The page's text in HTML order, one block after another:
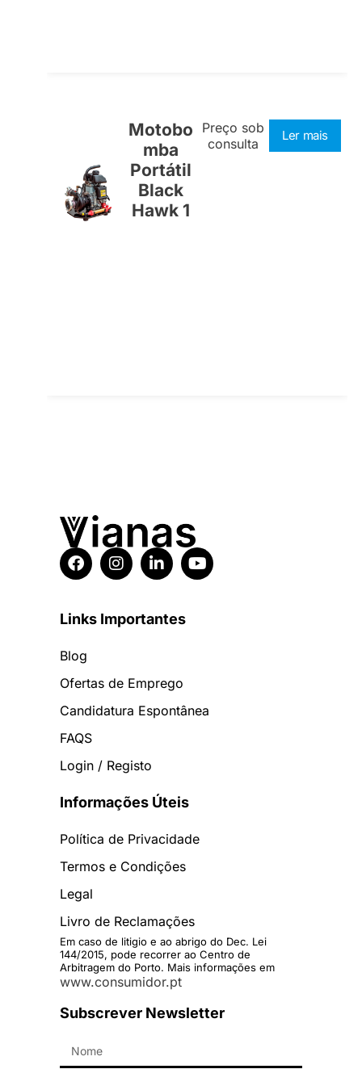
Motobo
mba
Portátil
Black
Hawk 1
Preço sob
consulta
Ler mais
Links Importantes
Blog
Ofertas de Emprego
Candidatura Espontânea
FAQS
Login / Registo
Informações Úteis
Política de Privacidade
Termos e Condições
Legal
Livro de Reclamações
Em caso de litigio e ao abrigo do Dec. Lei
144/2015, pode recorrer ao Centro de
Arbitragem do Porto. Mais informações em
www.consumidor.pt
Subscrever Newsletter